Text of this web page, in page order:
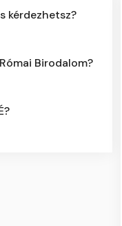
kérdezhetsz?
Birodalom?